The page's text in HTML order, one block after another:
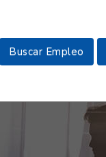
Buscar Empleo